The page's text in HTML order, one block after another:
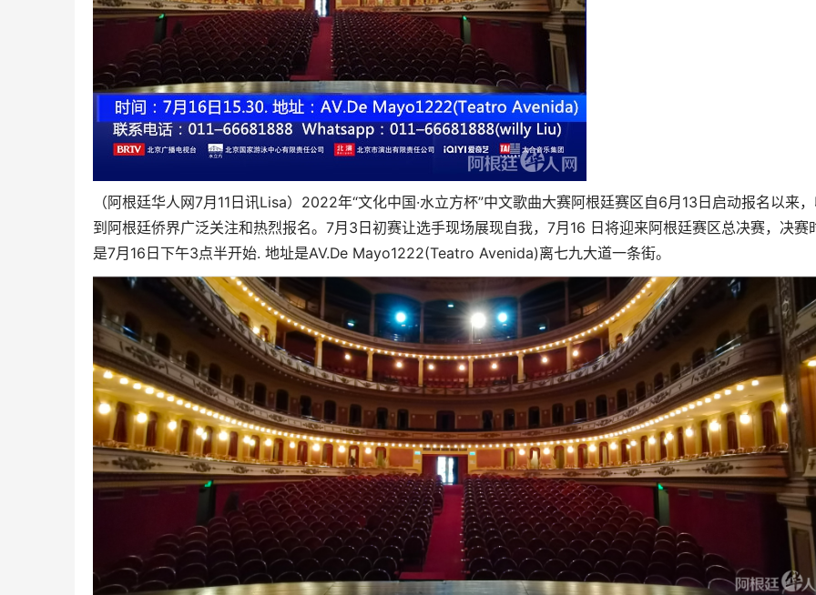
（阿根廷华人网7月11日讯Lisa）2022年“文化中国·水立方杯”中文歌曲大赛阿根廷赛区自6月13日启动报名以来
到阿根廷侨界广泛关注和热烈报名。7月3日初赛让选手现场展现自我，7月16 日将迎来阿根廷赛区总决赛，决赛
是7月16日下午3点半开始. 地址是AV.De Mayo1222(Teatro Avenida)离七九大道一条街。